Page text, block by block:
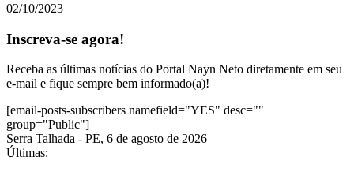
02/10/2023
Inscreva-se agora!
Receba as últimas notícias do Portal Nayn Neto diretamente em seu
e-mail e fique sempre bem informado(a)!
[email-posts-subscribers namefield="YES" desc=""
group="Public"]
Serra Talhada - PE, 6 de agosto de 2026
Últimas: